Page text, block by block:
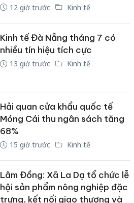
12 giờ trước Kinh tế
Kinh tế Đà Nẵng tháng 7 có
nhiều tín hiệu tích cực
13 giờ trước Kinh tế
Hải quan cửa khẩu quốc tế
Móng Cái thu ngân sách tăng
68%
15 giờ trước Kinh tế
Lâm Đồng: Xã La Dạ tổ chức lễ
hội sản phẩm nông nghiệp đặc
trưng, kết nối giao thương và